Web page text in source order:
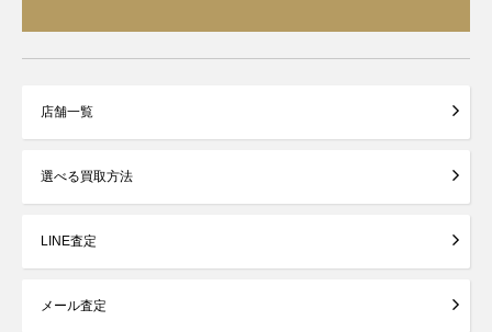
店舗一覧
選べる買取方法
LINE査定
メール査定